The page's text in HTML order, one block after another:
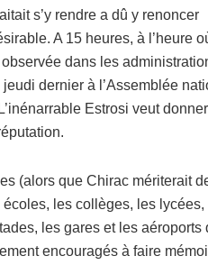
s’y rendre a dû y renoncer
A 15 heures, à l’heure
dans les
dernier à l’Assemblée
Estrosi veut
(alors que Chirac mériterait
les collèges, les lycées,
les gares et les aéroports
encouragés à faire